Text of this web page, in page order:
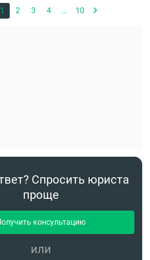
должностного лица.
1 2 3 4 ... 10
Спросить юриста
проще
консультацию
или